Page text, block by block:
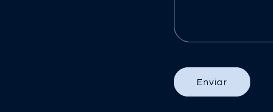
Enviar